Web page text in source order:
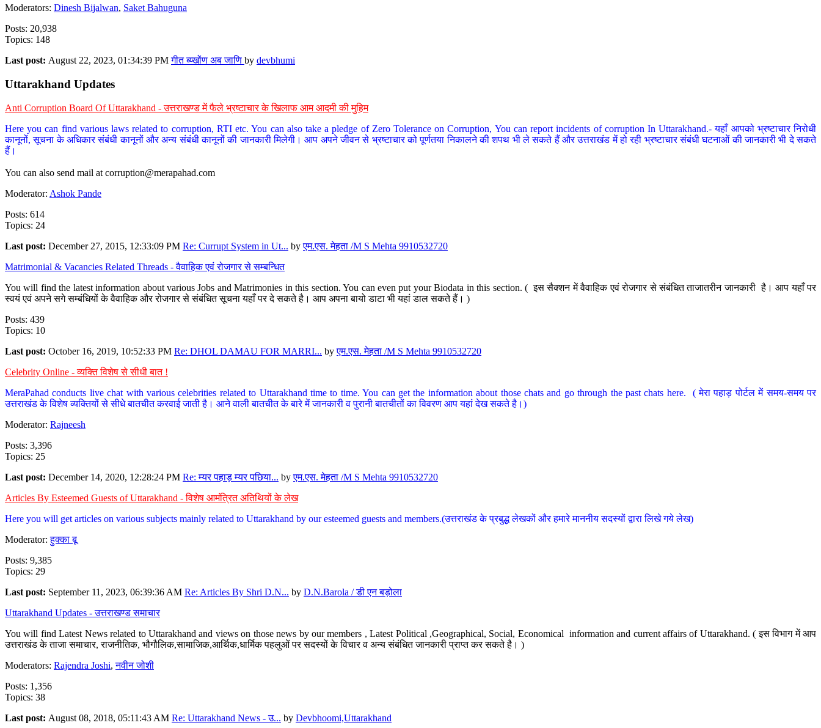
Moderators: Dinesh Bijalwan, Saket Bahuguna
Posts: 20,938
Topics: 148
Last post: August 22, 2023, 01:34:39 PMगीत ब्य्खोंण अब जाणि by devbhumi
Uttarakhand Updates
Anti Corruption Board Of Uttarakhand - उत्तराखण्ड में फैले भ्रष्टाचार के खिलाफ आम आदमी की मुहिम
Here you can find various laws related to corruption, RTI etc. You can also take a pledge of Zero Tolerance on Corruption, You can report incidents of corruption In Uttarakhand.- यहाँ आपको भ्रष्टाचार निरोधी
कानूनों, सूचना के अधिकार संबंधी कानूनों और अन्य संबंधी कानूनों की जानकारी मिलेगी। आप अपने जीवन से भ्रष्टाचार को पूर्णतया निकालने की शपथ भी ले सकते हैं और उत्तराखंड में हो रही भ्रष्टाचार संबंधी घटनाओं की जानकारी भी दे सकते
हैं।
You can also send mail at corruption@merapahad.com
Moderator: Ashok Pande
Posts: 614
Topics: 24
Last post: December 27, 2015, 12:33:09 PM Re: Currupt System in Ut... byएम.एस. मेहता /M S Mehta 9910532720
Matrimonial & Vacancies Related Threads - वैवाहिक एवं रोजगार से सम्बन्धित
You will find the latest information about various Jobs and Matrimonies in this section. You can even put your Biodata in this section. ( इस सैक्शन में वैवाहिक एवं रोजगार से संबंधित ताजातरीन जानकारी है। आप यहाँ पर
स्वयं एवं अपने सगे सम्बंधियों के वैवाहिक और रोजगार से संबंधित सूचना यहाँ पर दे सकते है। आप अपना बायो डाटा भी यहां डाल सकते हैं। )
Posts: 439
Topics: 10
Last post: October 16, 2019, 10:52:33 PM Re: DHOL DAMAU FOR MARRI... byएम.एस. मेहता /M S Mehta 9910532720
Celebrity Online - व्यक्ति विशेष से सीधी बात !
MeraPahad conducts live chat with various celebrities related to Uttarakhand time to time. You can get the information about those chats and go through the past chats here. ( मेरा पहाड़ पोर्टल में समय-समय पर
उत्तराखंड के विशेष व्यक्तियों से सीधे बातचीत करवाई जाती है। आने वाली बातचीत के बारे में जानकारी व पुरानी बातचीतों का विवरण आप यहां देख सकते है।)
Moderator: Rajneesh
Posts: 3,396
Topics: 25
Last post: December 14, 2020, 12:28:24 PM Re: म्यर पहाड़ म्यर पछिया... byएम.एस. मेहता /M S Mehta 9910532720
Articles By Esteemed Guests of Uttarakhand - विशेष आमंत्रित अतिथियों के लेख
Here you will get articles on various subjects mainly related to Uttarakhand by our esteemed guests and members.(उत्तराखंड के प्रबुद्ध लेखकों और हमारे माननीय सदस्यों द्वारा लिखे गये लेख)
Moderator:हुक्का बू
Posts: 9,385
Topics: 29
Last post: September 11, 2023, 06:39:36 AM Re: Articles By Shri D.N... by D.N.Barola / डी एन बड़ोला
Uttarakhand Updates - उत्तराखण्ड समाचार
You will find Latest News related to Uttarakhand and views on those news by our members , Latest Political ,Geographical, Social, Economical information and current affairs of Uttarakhand. ( इस विभाग में आप
उत्तराखंड के ताजा समाचार, राजनीतिक, भौगौलिक,सामाजिक,आर्थिक,धार्मिक पहलुओं पर सदस्यों के विचार व अन्य संबंधित जानकारी प्राप्त कर सकते है। )
Moderators: Rajendra Joshi,नवीन जोशी
Posts: 1,356
Topics: 38
Last post: August 08, 2018, 05:11:43 AM Re: Uttarakhand News - उ... by Devbhoomi,Uttarakhand